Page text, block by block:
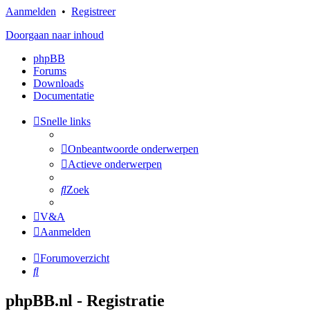
Aanmelden • Registreer
Doorgaan naar inhoud
phpBB
Forums
Downloads
Documentatie
Snelle links
Onbeantwoorde onderwerpen
Actieve onderwerpen
Zoek
V&A
Aanmelden
Forumoverzicht
Zoek
phpBB.nl - Registratie